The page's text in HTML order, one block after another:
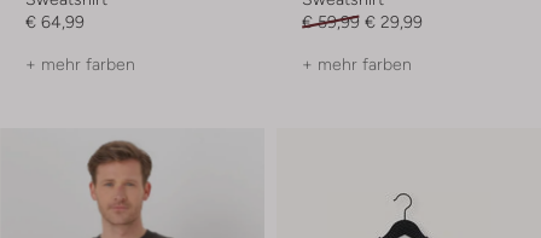
€ 64,99
+ mehr farben
€ 59,99 € 29,99
+ mehr farben